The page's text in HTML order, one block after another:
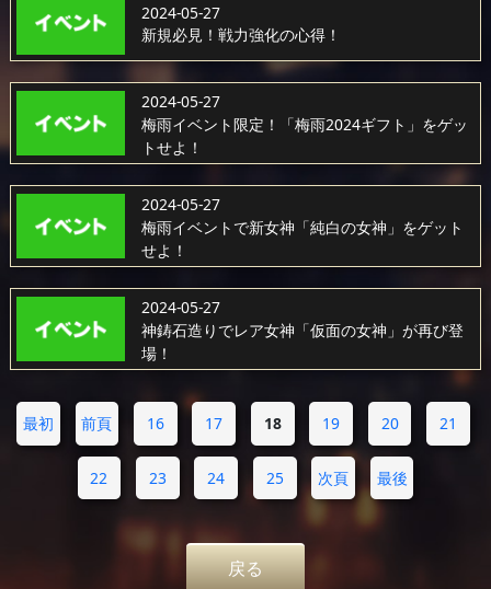
2024-05-27
新規必見！戦力強化の心得！
2024-05-27
梅雨イベント限定！「梅雨2024ギフト」をゲッ
トせよ！
2024-05-27
梅雨イベントで新女神「純白の女神」をゲット
せよ！
2024-05-27
神鋳石造りでレア女神「仮面の女神」が再び登
場！
最初 前頁 16 17 18 19 20 21
22 23 24 25 次頁 最後
戻る